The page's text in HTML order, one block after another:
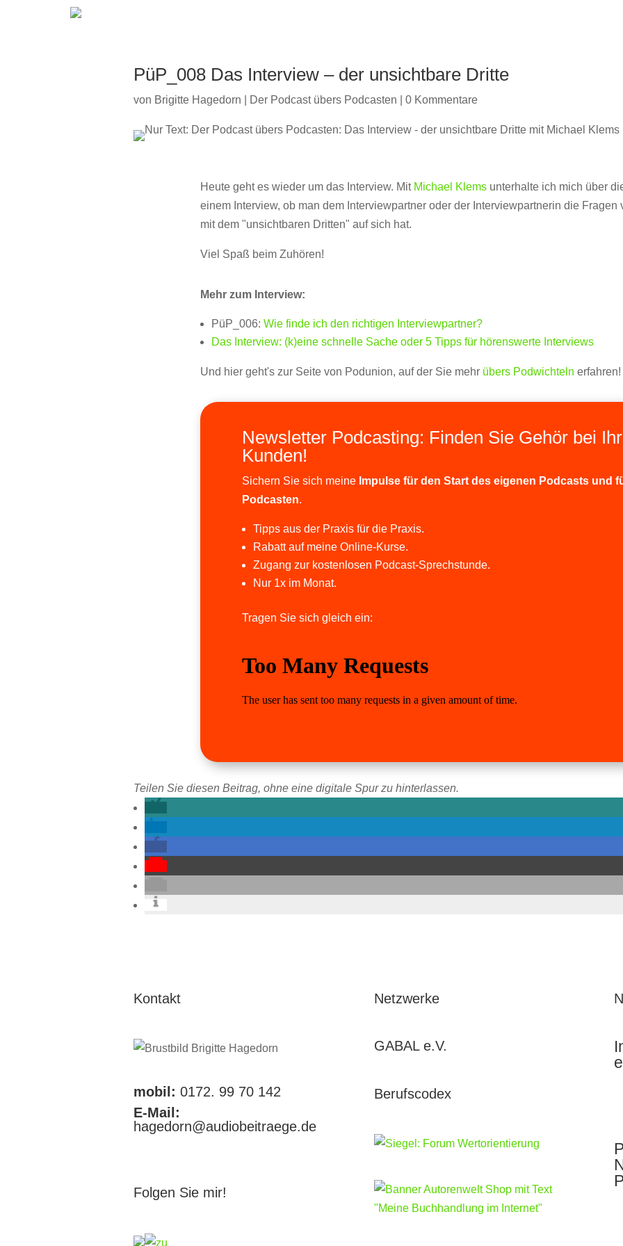
PüP_008 Das Interview – der unsichtbare Dritte
von Brigitte Hagedorn Der Podcast übers Podcasten 0 Kommentare
Heute geht es wieder um das Interview. Mit Michael Klems unterhalte ich mich über
einem Interview, ob man dem Interviewpartner oder der Interviewpartnerin die Fragen
mit dem "unsichtbaren Dritten" auf sich hat.
Viel Spaß beim Zuhören!
Mehr zum Interview:
PüP_006: Wie finde ich den richtigen Interviewpartner?
Das Interview: (k)eine schnelle Sache oder 5 Tipps für hörenswerte Interviews
Und hier geht's zur Seite von Podunion, auf der Sie mehr übers Podwichteln erfahren!
Newsletter Podcasting: Finden Sie Gehör bei
Kunden!
Sichern Sie sich meine Impulse für den Start des eigenen Podcasts und
Podcasten.
Tipps aus der Praxis für die Praxis.
Rabatt auf meine Online-Kurse.
Zugang zur kostenlosen Podcast-Sprechstunde.
Nur 1x im Monat.
Tragen Sie sich gleich ein:
Teilen Sie diesen Beitrag, ohne eine digitale Spur zu hinterlassen.
Kontakt
mobil: 0172. 99 70 142
E-Mail:
hagedorn@audiobeitraege.de
Folgen Sie mir!
Netzwerke
GABAL e.V.
Berufscodex